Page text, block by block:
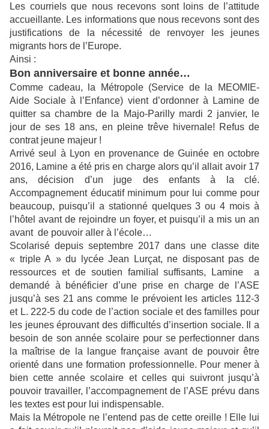
Les courriels que nous recevons sont loins de l’attitude
accueillante. Les informations que nous recevons sont des
justifications de la nécessité de renvoyer les jeunes
migrants hors de l’Europe.
Ainsi :
Bon anniversaire et bonne année…
Comme cadeau, la Métropole (Service de la MEOMIE-
Aide Sociale à l’Enfance) vient d’ordonner à Lamine de
quitter sa chambre de la Majo-Parilly mardi 2 janvier, le
jour de ses 18 ans, en pleine trêve hivernale! Refus de
contrat jeune majeur !
Arrivé seul à Lyon en provenance de Guinée en octobre
2016, Lamine a été pris en charge alors qu’il allait avoir 17
ans, décision d’un juge des enfants à la clé.
Accompagnement éducatif minimum pour lui comme pour
beaucoup, puisqu’il a stationné quelques 3 ou 4 mois à
l’hôtel avant de rejoindre un foyer, et puisqu’il a mis un an
avant de pouvoir aller à l’école…
Scolarisé depuis septembre 2017 dans une classe dite
« triple A » du lycée Jean Lurçat, ne disposant pas de
ressources et de soutien familial suffisants, Lamine a
demandé à bénéficier d’une prise en charge de l’ASE
jusqu’à ses 21 ans comme le prévoient les articles 112-3
et L. 222-5 du code de l’action sociale et des familles pour
les jeunes éprouvant des difficultés d’insertion sociale. Il a
besoin de son année scolaire pour se perfectionner dans
la maîtrise de la langue française avant de pouvoir être
orienté dans une formation professionnelle. Pour mener à
bien cette année scolaire et celles qui suivront jusqu’à
pouvoir travailler, l’accompagnement de l’ASE prévu dans
les textes est pour lui indispensable.
Mais la Métropole ne l’entend pas de cette oreille ! Elle lui